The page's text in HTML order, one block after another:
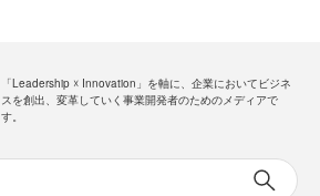
「Leadership ☓ Innovation」を軸に、企業においてビジネ
スを創出、変革していく事業開発者のためのメディアで
す。